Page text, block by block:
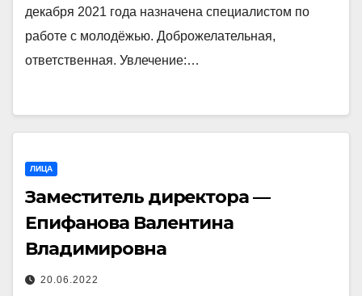
декабря 2021 года назначена специалистом по
работе с молодёжью. Доброжелательная,
ответственная. Увлечение:…
ЛИЦА
Заместитель директора —
Епифанова Валентина
Владимировна
20.06.2022